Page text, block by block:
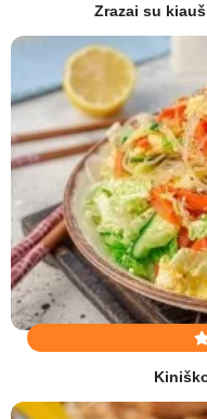
Zrazai su